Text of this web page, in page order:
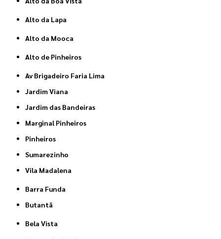
Alto da Lapa
Alto da Mooca
Alto de Pinheiros
Av Brigadeiro Faria Lima
Jardim Viana
Jardim das Bandeiras
Marginal Pinheiros
Pinheiros
Sumarezinho
Vila Madalena
Barra Funda
Butantã
Bela Vista